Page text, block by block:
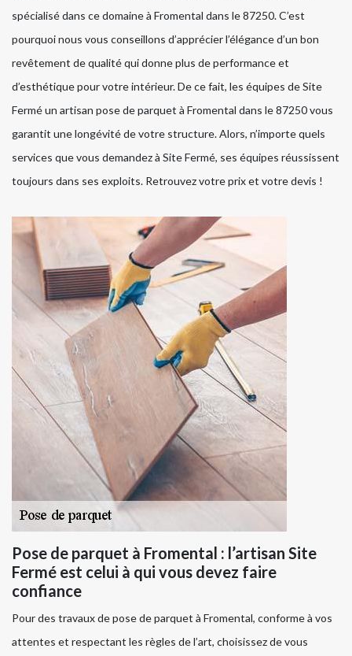
spécialisé dans ce domaine à Fromental dans le 87250. C’est
pourquoi nous vous conseillons d’apprécier l’élégance d’un bon
revêtement de qualité qui donne plus de performance et
d’esthétique pour votre intérieur. De ce fait, les équipes de Site
Fermé un artisan pose de parquet à Fromental dans le 87250 vous
garantit une longévité de votre structure. Alors, n’importe quels
services que vous demandez à Site Fermé, ses équipes réussissent
toujours dans ses exploits. Retrouvez votre prix et votre devis !
Pose de parquet à Fromental : l’artisan Site
Fermé est celui à qui vous devez faire
confiance
Pour des travaux de pose de parquet à Fromental, conforme à vos
attentes et respectant les règles de l’art, choisissez de vous